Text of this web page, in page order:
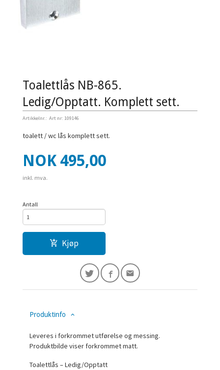
Toalettlås NB-865.
Ledig/Opptatt. Komplett sett.
Artikkelnr.: Art nr: 109146
toalett / wc lås komplett sett.
Pris
NOK 495,00
inkl. mva.
Antall
Kjøp
Produktinfo
Leveres i forkrommet utførelse og messing.
Produktbilde viser forkrommet matt.
Toalettlås – Ledig/Opptatt